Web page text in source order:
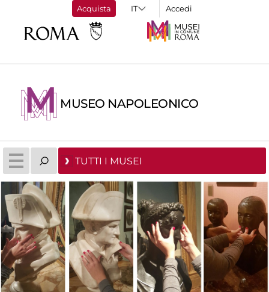
Acquista Accedi
MUSEO NAPOLEONICO
TUTTI I MUSEI